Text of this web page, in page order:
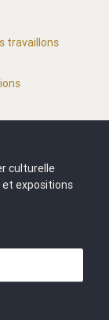
travaillons
culturelle
expositions